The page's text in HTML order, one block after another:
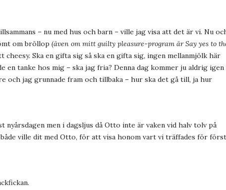
– nu med hus och barn – ville jag visa att det är vi. Nu
om bröllop (även om mitt guilty pleasure-program är Say yes to
Ska en gifta sig så ska en gifta sig, ingen mellanmjölk här
en tanke hos mig – ska jag fria? Denna dag kommer ju aldrig igen
och jag grunnade fram och tillbaka – hur ska det gå till, ja hur
nyårsdagen men i dagsljus då Otto inte är vaken vid halv tolv på
ville dit med Otto, för att visa honom vart vi träffades för